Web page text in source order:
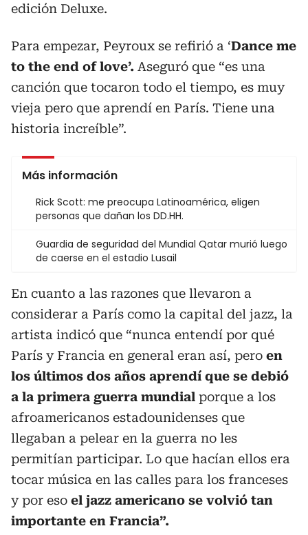
edición Deluxe.
Para empezar, Peyroux se refirió a ‘Dance me
to the end of love’. Aseguró que “es una
canción que tocaron todo el tiempo, es muy
vieja pero que aprendí en París. Tiene una
historia increíble”.
Más información
Rick Scott: me preocupa Latinoamérica, eligen
personas que dañan los DD.HH.
Guardia de seguridad del Mundial Qatar murió luego
de caerse en el estadio Lusail
En cuanto a las razones que llevaron a
considerar a París como la capital del jazz, la
artista indicó que “nunca entendí por qué
París y Francia en general eran así, pero en
los últimos dos años aprendí que se debió
a la primera guerra mundial porque a los
afroamericanos estadounidenses que
llegaban a pelear en la guerra no les
permitían participar. Lo que hacían ellos era
tocar música en las calles para los franceses
y por eso el jazz americano se volvió tan
importante en Francia”.